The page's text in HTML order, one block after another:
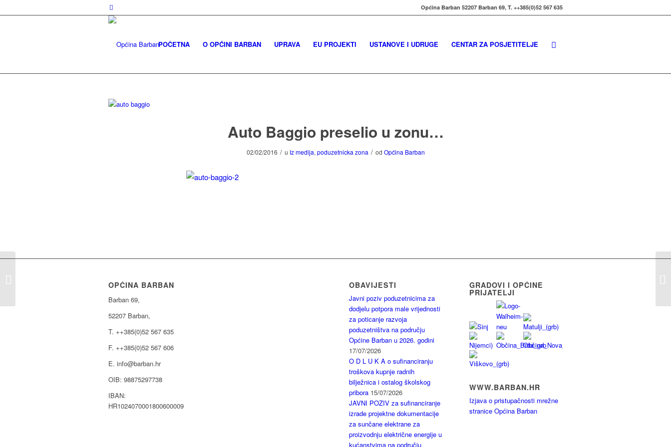
Općina Barban 52207 Barban 69, T. ++385(0)52 567 635
POČETNA O OPĆINI BARBAN UPRAVA EU PROJEKTI USTANOVE I UDRUGE CENTAR ZA POSJETITELJE
Auto Baggio preselio u zonu…
02/02/2016 / u Iz medija, poduzetnicka zona / od Općina Barban
OPĆINA BARBAN
Barban 69,
52207 Barban,
T. ++385(0)52 567 635
F. ++385(0)52 567 606
E. info@barban.hr
OIB: 98875297738
IBAN:
HR1024070001800600009
OBAVIJESTI
Javni poziv poduzetnicima za
dodjelu potpora male vrijednosti
za poticanje razvoja
poduzetništva na području
Općine Barban u 2026. godini
17/07/2026
O D L U K A o sufinanciranju
troškova kupnje radnih
bilježnica i ostalog školskog
pribora 15/07/2026
JAVNI POZIV za sufinanciranje
izrade projektne dokumentacije
za sunčane elektrane za
proizvodnju električne energije u
kućanstvima na području
GRADOVI I OPĆINE
PRIJATELJI
WWW.BARBAN.HR
Izjava o pristupačnosti mrežne
stranice Općina Barban